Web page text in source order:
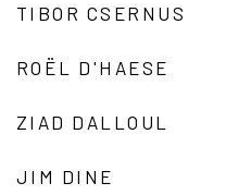
TIBOR CSERNUS
ROËL D'HAESE
ZIAD DALLOUL
JIM DINE